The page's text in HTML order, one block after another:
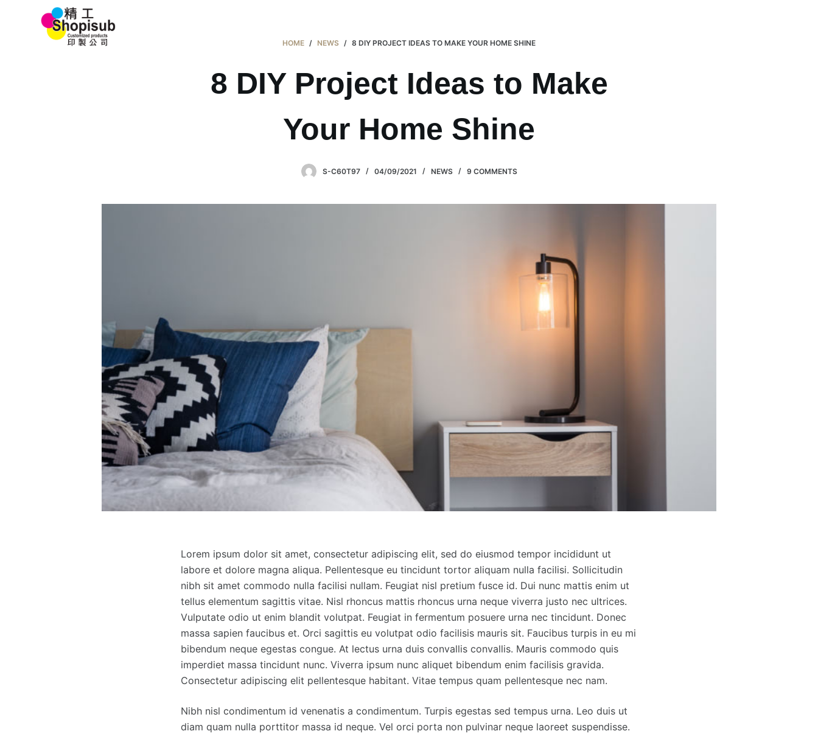
HOME / NEWS / 8 DIY PROJECT IDEAS TO MAKE YOUR HOME SHINE
8 DIY Project Ideas to Make
Your Home Shine
S-C60T97 04/09/2021 NEWS 9 COMMENTS
Lorem ipsum dolor sit amet, consectetur adipiscing elit, sed do eiusmod tempor incididunt ut
labore et dolore magna aliqua. Pellentesque eu tincidunt tortor aliquam nulla facilisi. Sollicitudin
nibh sit amet commodo nulla facilisi nullam. Feugiat nisl pretium fusce id. Dui nunc mattis enim ut
tellus elementum sagittis vitae. Nisl rhoncus mattis rhoncus urna neque viverra justo nec ultrices.
Vulputate odio ut enim blandit volutpat. Feugiat in fermentum posuere urna nec tincidunt. Donec
massa sapien faucibus et. Orci sagittis eu volutpat odio facilisis mauris sit. Faucibus turpis in eu mi
bibendum neque egestas congue. At lectus urna duis convallis convallis. Mauris commodo quis
imperdiet massa tincidunt nunc. Viverra ipsum nunc aliquet bibendum enim facilisis gravida.
Consectetur adipiscing elit pellentesque habitant. Vitae tempus quam pellentesque nec nam.
Nibh nisl condimentum id venenatis a condimentum. Turpis egestas sed tempus urna. Leo duis ut
diam quam nulla porttitor massa id neque. Vel orci porta non pulvinar neque laoreet suspendisse.